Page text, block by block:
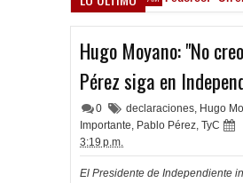
Hugo Moyano: "No
Pérez siga en
0 declaraciones, Hugo
Importante, Pablo Pérez, TyC
3:19 p.m.
El Presidente de Independiente